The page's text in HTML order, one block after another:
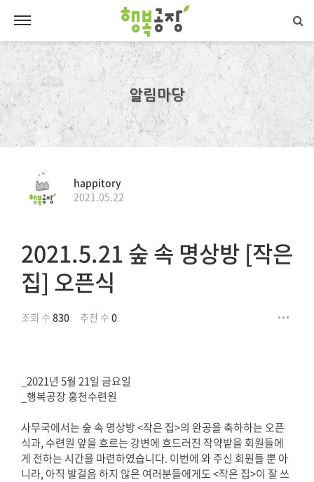
알림마당
happitory
2021.05.22
2021.5.21 숲 속 명상방 [작은
집] 오픈식
조회 수 830 추천 수 0
_2021년 5월 21일 금요일
_행복공장 홍천수련원
사무국에서는 숲 속 명상방 <작은 집>의 완공을 축하하는 오픈
식과, 수련원 앞을 흐르는 강변에 흐드러진 작약밭을 회원들에
게 전하는 시간을 마련하였습니다. 이번에 와 주신 회원들 뿐 아
니라, 아직 발걸음 하지 않은 여러분들에게도 <작은 집>이 잘 쓰